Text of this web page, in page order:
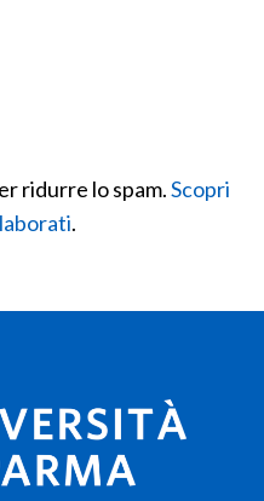
ridurre lo spam.Scopri
.